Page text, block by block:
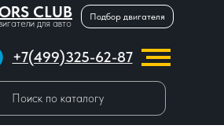
CLUB
для авто
Подбор двигателя
+7(499)325-62-87
Поиск по каталогу